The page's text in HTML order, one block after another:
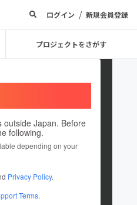
ログイン / 新規会員登録
プロジェクトをさがす
outside Japan. Before
following.
depending on your
Privacy Policy.
Terms.
Hiroo
投稿しています